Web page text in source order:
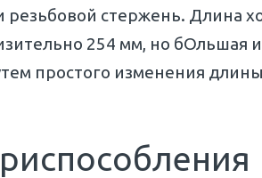
резьбовой стержень. Длина
254 мм, но бОльшая
простого изменения длины